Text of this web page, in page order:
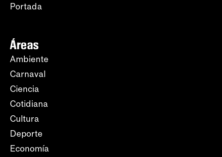
Portada
Áreas
Ambiente
Carnaval
Ciencia
Cotidiana
Cultura
Deporte
Economía